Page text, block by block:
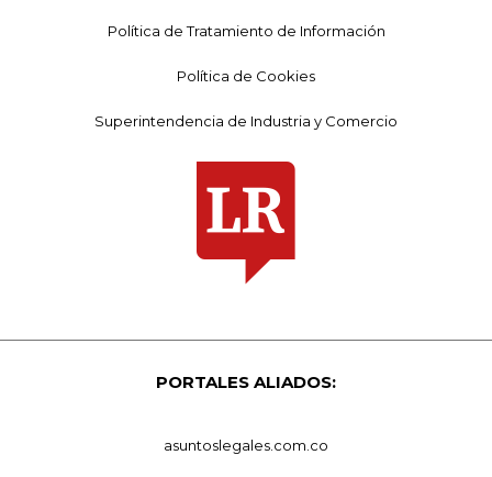
Política de Tratamiento de Información
Política de Cookies
Superintendencia de Industria y Comercio
PORTALES ALIADOS:
asuntoslegales.com.co